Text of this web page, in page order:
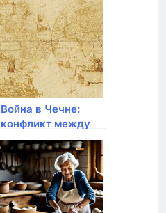
Война в Чечне:
конфликт между
Россией и
сепаратистами